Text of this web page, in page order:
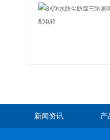
新闻资讯 产